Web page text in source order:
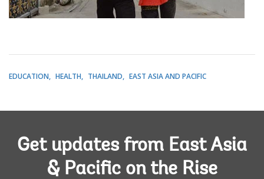
EDUCATION HEALTH THAILAND EAST ASIA AND PACIFIC
Get updates from East Asia
& Pacific on the Rise